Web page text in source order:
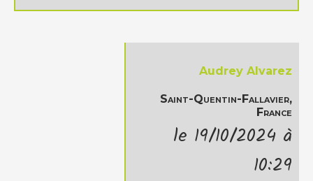
Audrey Alvarez
Saint-Quentin-Fallavier,
France
le 19/10/2024 à
10:29